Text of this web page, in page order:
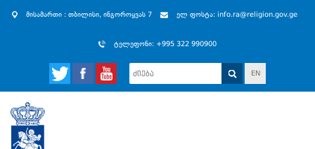
მისამართი : თბილისი, ინგოროყვას 7 ელ ფოსტა: info.ra@religion.gov.ge
ტელეფონი: +995 322 990900
EN